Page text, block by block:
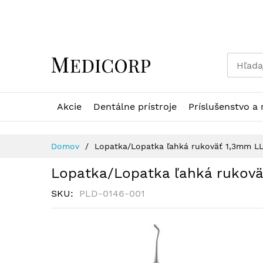
Akcie Dentálne prístroje Príslušenstvo a
Domov Lopatka/Lopatka ľahká rukoväť 1,3mm
Lopatka/Lopatka ľahká
SKU PLD-0146-001